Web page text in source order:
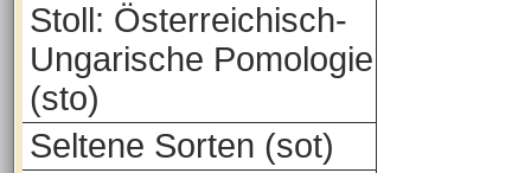
Stoll: Österreichisch-
Ungarische Pomologie
(sto)
Seltene Sorten (sot)